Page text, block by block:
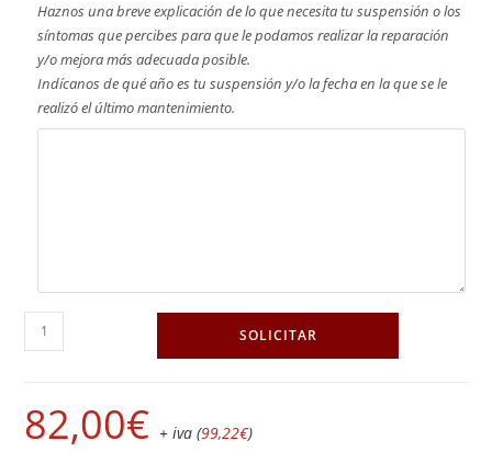
Haznos una breve explicación de lo que necesita tu suspensión o los
síntomas que percibes para que le podamos realizar la reparación
y/o mejora más adecuada posible.
Indícanos de qué año es tu suspensión y/o la fecha en la que se le
realizó el último mantenimiento.
SOLICITAR
82,00€ + iva (99,22€)